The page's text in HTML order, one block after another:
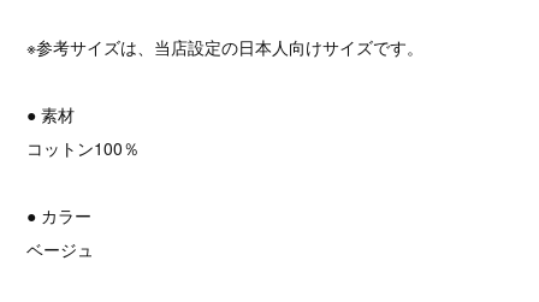
※参考サイズは、当店設定の日本人向けサイズです。
● 素材
コットン100％
● カラー
ベージュ